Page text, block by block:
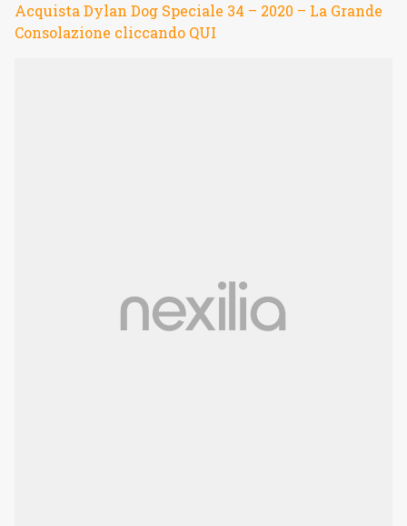
Acquista Dylan Dog Speciale 34 – 2020 – La Grande
Consolazione cliccando QUI